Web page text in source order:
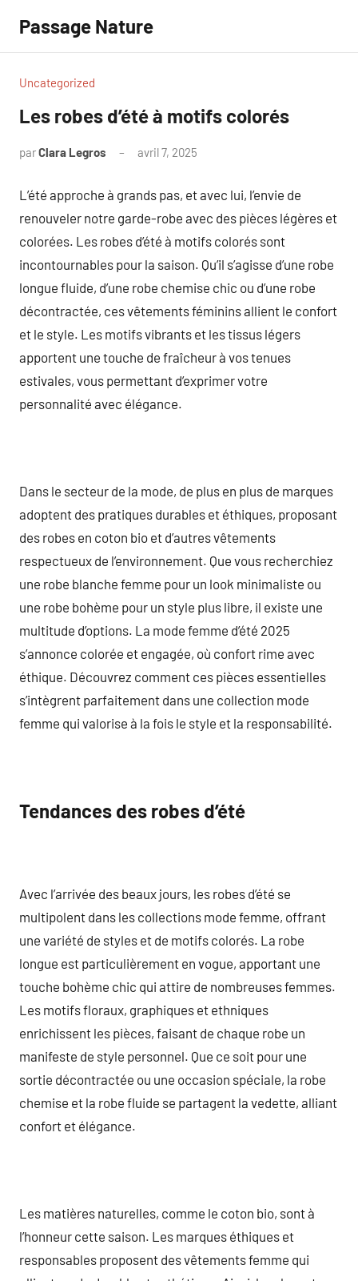
contenu
Passage Nature
Uncategorized
Les robes d’été à motifs colorés
parClara Legros avril 7, 2025
L’été approche à grands pas, et avec lui, l’envie de
renouveler notre garde-robe avec des pièces légères et
colorées. Les robes d’été à motifs colorés sont
incontournables pour la saison. Qu’il s’agisse d’une robe
longue fluide, d’une robe chemise chic ou d’une robe
décontractée, ces vêtements féminins allient le confort
et le style. Les motifs vibrants et les tissus légers
apportent une touche de fraîcheur à vos tenues
estivales, vous permettant d’exprimer votre
personnalité avec élégance.
Dans le secteur de la mode, de plus en plus de marques
adoptent des pratiques durables et éthiques, proposant
des robes en coton bio et d’autres vêtements
respectueux de l’environnement. Que vous recherchiez
une robe blanche femme pour un look minimaliste ou
une robe bohème pour un style plus libre, il existe une
multitude d’options. La mode femme d’été 2025
s’annonce colorée et engagée, où confort rime avec
éthique. Découvrez comment ces pièces essentielles
s’intègrent parfaitement dans une collection mode
femme qui valorise à la fois le style et la responsabilité.
Tendances des robes d’été
Avec l’arrivée des beaux jours, les robes d’été se
multipolent dans les collections mode femme, offrant
une variété de styles et de motifs colorés. La robe
longue est particulièrement en vogue, apportant une
touche bohème chic qui attire de nombreuses femmes.
Les motifs floraux, graphiques et ethniques
enrichissent les pièces, faisant de chaque robe un
manifeste de style personnel. Que ce soit pour une
sortie décontractée ou une occasion spéciale, la robe
chemise et la robe fluide se partagent la vedette, alliant
confort et élégance.
Les matières naturelles, comme le coton bio, sont à
l’honneur cette saison. Les marques éthiques et
responsables proposent des vêtements femme qui